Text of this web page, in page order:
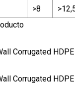
>8